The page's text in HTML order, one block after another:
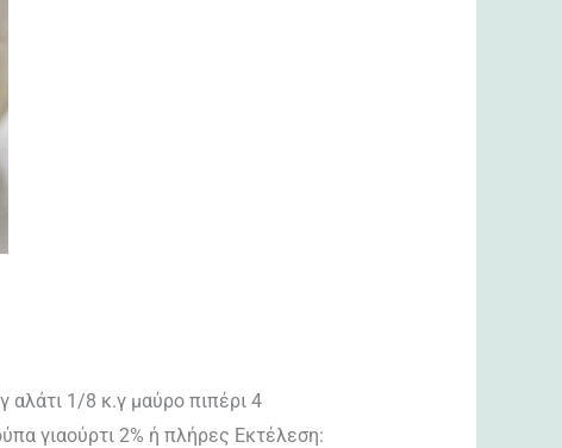
αλάτι 1/8 κ.γ μαύρο πιπέρι 4
γιαούρτι 2% ή πλήρες Εκτέλεση: